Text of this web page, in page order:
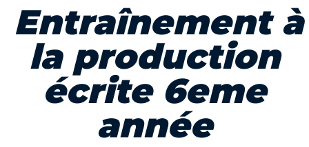
Entraînementà
la production
écrite 6eme
année